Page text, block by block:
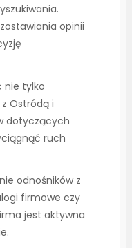
opinii
nie tylko
Ostródą i
dotyczących
ruch
odnośników z
firmowe czy
jest aktywna